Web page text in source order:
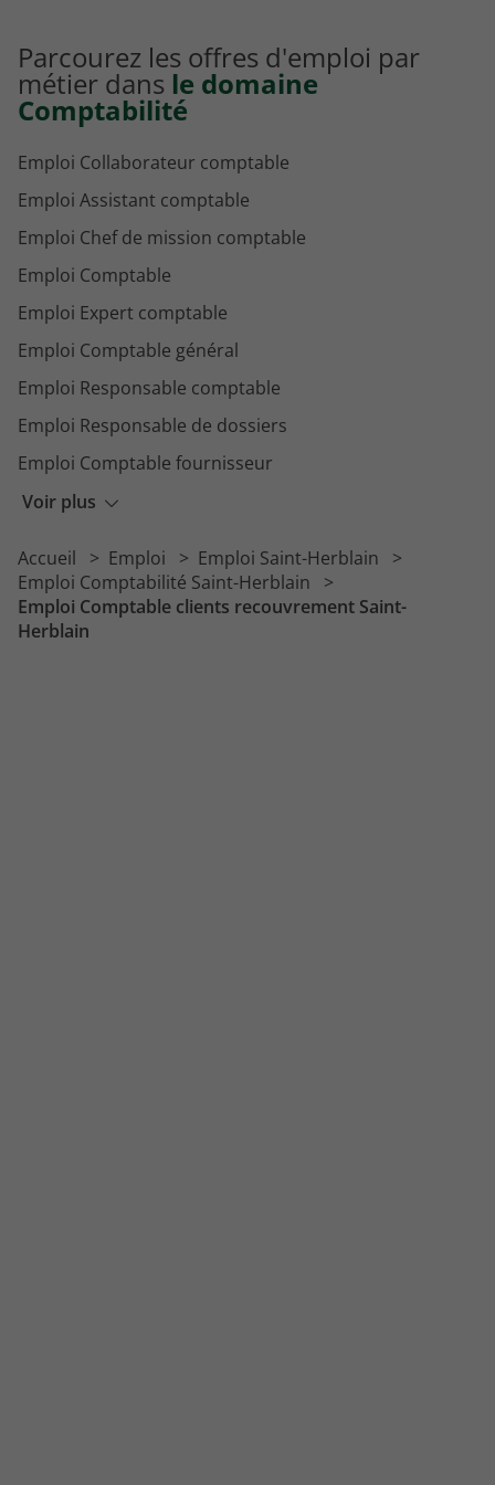
Parcourez les offres d'emploi par
métier dans le domaine
Comptabilité
Voir plus
Emploi Collaborateur comptable
Emploi Assistant comptable
Emploi Chef de mission comptable
Emploi Comptable
Emploi Expert comptable
Emploi Comptable général
Emploi Responsable comptable
Emploi Responsable de dossiers
Emploi Comptable fournisseur
Emploi Gestionnaire comptable
Emploi Chargé de recouvrement
Accueil Emploi
Emploi Saint-Herblain
Emploi Comptabilité Saint-Herblain
Emploi Comptable clients recouvrement Saint-
Herblain